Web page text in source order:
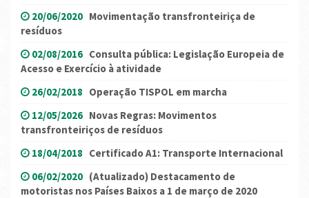
20/06/2020 Movimentação transfronteiriça de
resíduos
02/08/2016 Consulta pública: Legislação Europeia de
Acesso e Exercício à atividade
26/02/2018 Operação TISPOL em marcha
12/05/2026 Novas Regras: Movimentos
transfronteiriços de resíduos
18/04/2018 Certificado A1: Transporte Internacional
06/02/2020 (Atualizado) Destacamento de
motoristas nos Países Baixos a 1 de março de 2020